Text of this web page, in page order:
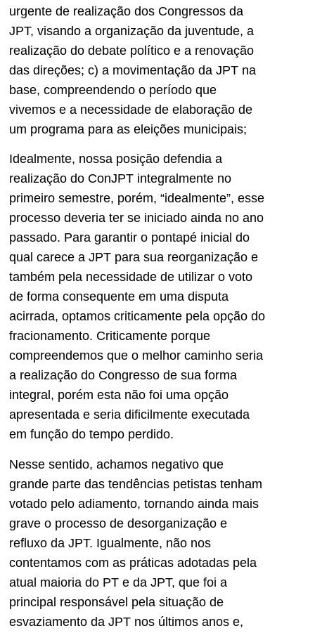
urgente de realização dos Congressos da
JPT, visando a organização da juventude, a
realização do debate político e a renovação
das direções; c) a movimentação da JPT na
base, compreendendo o período que
vivemos e a necessidade de elaboração de
um programa para as eleições municipais;
Idealmente, nossa posição defendia a
realização do ConJPT integralmente no
primeiro semestre, porém, “idealmente”, esse
processo deveria ter se iniciado ainda no ano
passado. Para garantir o pontapé inicial do
qual carece a JPT para sua reorganização e
também pela necessidade de utilizar o voto
de forma consequente em uma disputa
acirrada, optamos criticamente pela opção do
fracionamento. Criticamente porque
compreendemos que o melhor caminho seria
a realização do Congresso de sua forma
integral, porém esta não foi uma opção
apresentada e seria dificilmente executada
em função do tempo perdido.
Nesse sentido, achamos negativo que
grande parte das tendências petistas tenham
votado pelo adiamento, tornando ainda mais
grave o processo de desorganização e
refluxo da JPT. Igualmente, não nos
contentamos com as práticas adotadas pela
atual maioria do PT e da JPT, que foi a
principal responsável pela situação de
esvaziamento da JPT nos últimos anos e,